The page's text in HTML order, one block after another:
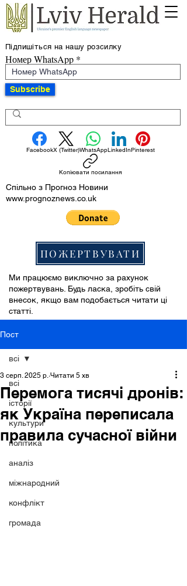
Підпишіться на нашу розсилку
Номер WhatsApp
Subscribe
FacebookX (Twitter)WhatsAppLinkedInPinterest
Копіювати посилання
Спільно з Прогноз Новини
www.prognoznews.co.uk
ПОЖЕРТВУВАТИ
Ми працюємо виключно за рахунок
пожертвувань. Будь ласка, зробіть свій
внесок, якщо вам подобається читати ці
статті.
Пост
всі
історії
культури
політика
аналіз
міжнародний
конфлікт
громада
всі
Перемога тисячі дронів:
як Україна переписала
правила сучасної війни
3 серп. 2025 р. Читати 5 хв